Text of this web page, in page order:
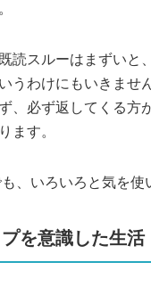
読スルーはまずいと
うわけにもいきませ
、必ず返してくる方
ます。
、いろいろと気を使
を意識した生活